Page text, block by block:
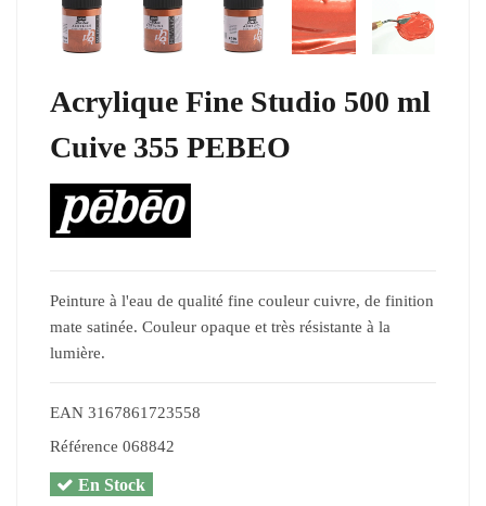
Acrylique Fine Studio 500 ml
Cuive 355 PEBEO
Peinture à l'eau de qualité fine couleur cuivre, de finition
mate satinée. Couleur opaque et très résistante à la
lumière.
EAN 3167861723558
Référence 068842
En Stock